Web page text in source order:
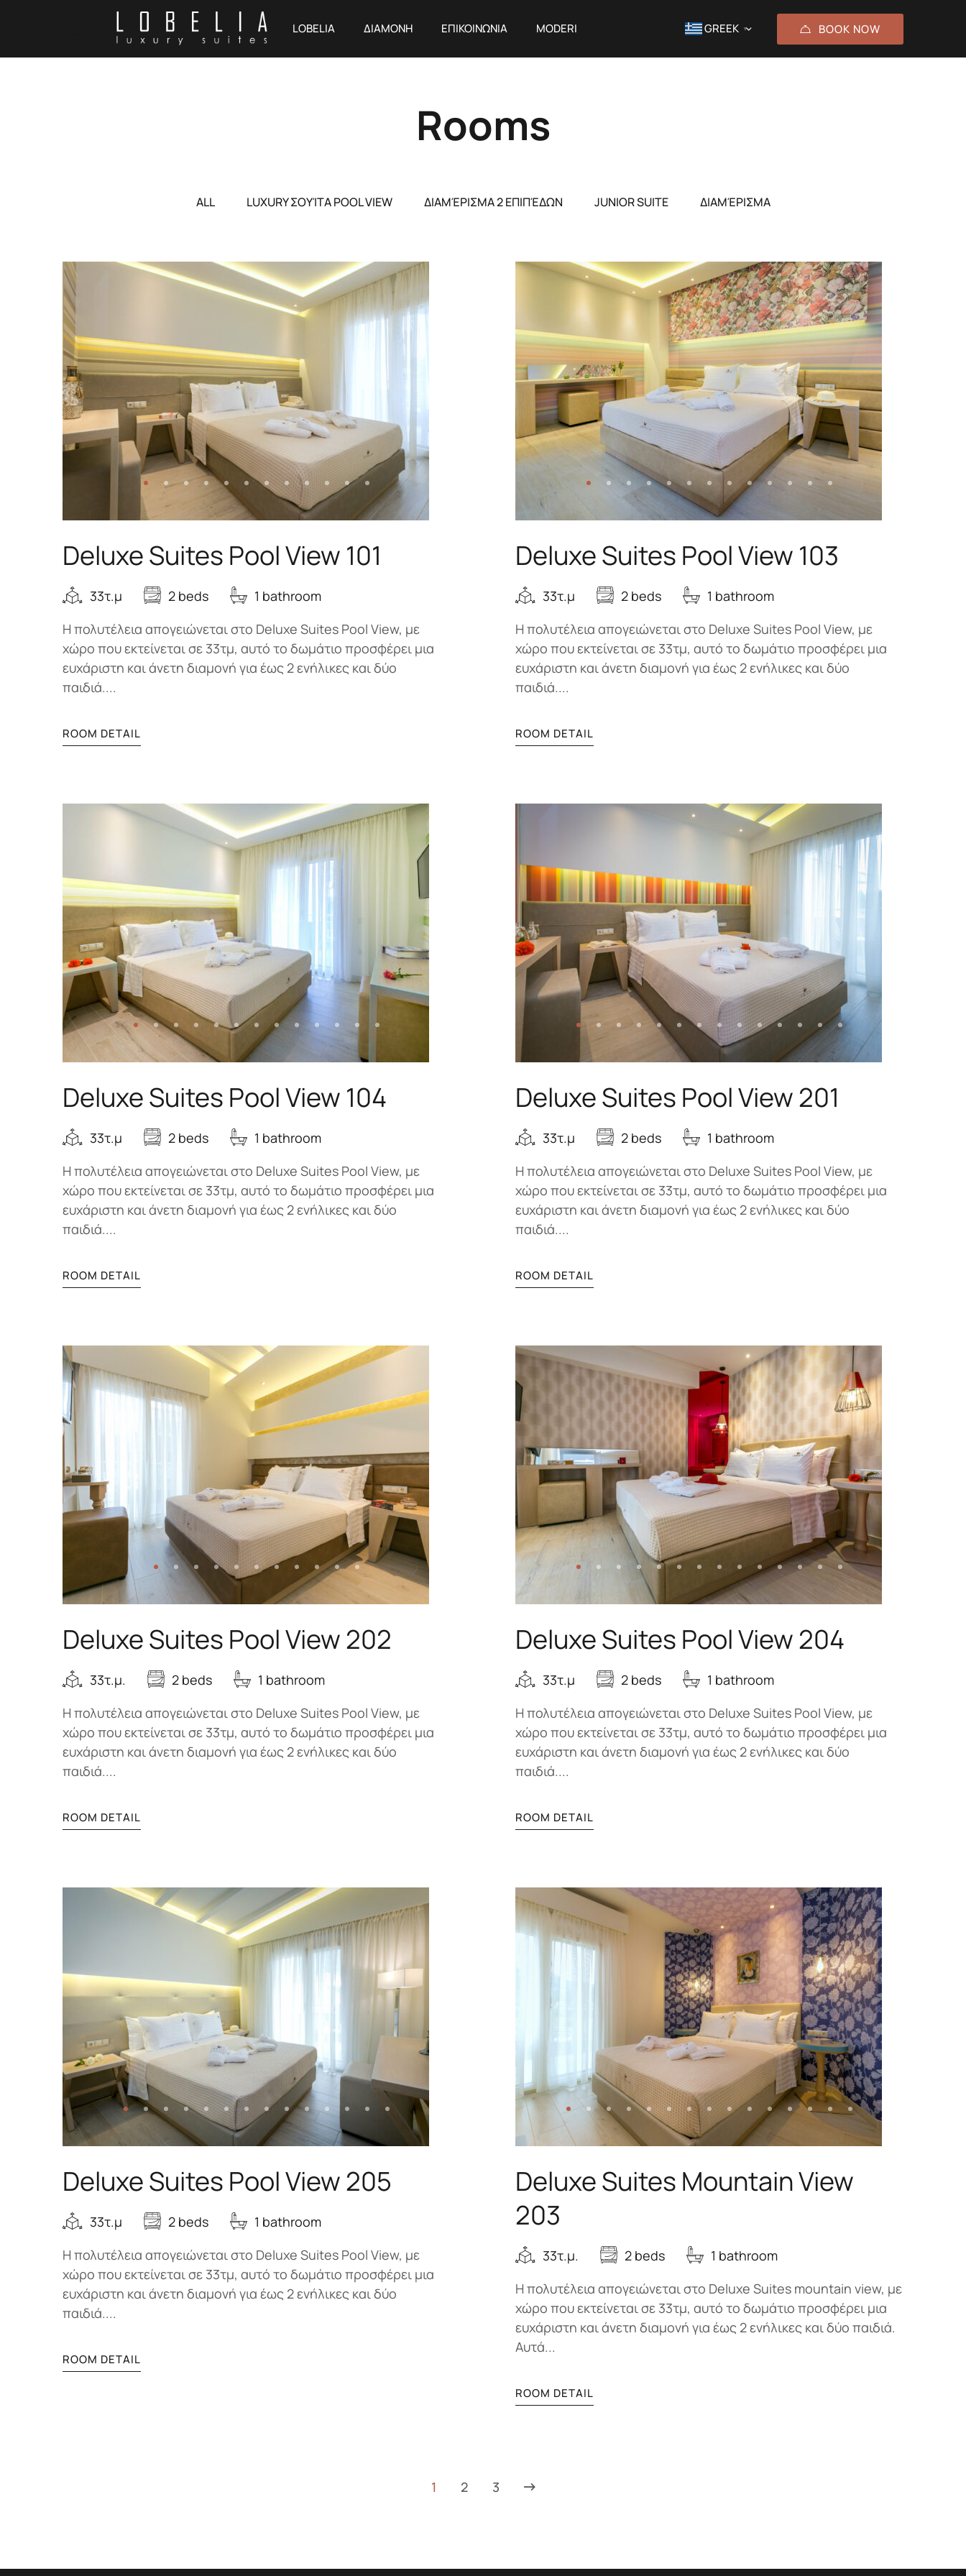
LOBELIA ΔΙΑΜΟΝΗ ΕΠΙΚΟΙΝΩΝΙΑ MODERI GREEK ▼ BOOK NOW
Rooms
ALL LUXURY ΣΟΥΊΤΑ POOL VIEW ΔΙΑΜΈΡΙΣΜΑ 2 ΕΠΙΠΈΔΩΝ JUNIOR SUITE ΔΙΑΜΈΡΙΣΜΑ
Deluxe Suites Pool View 101
33τ.μ 2 beds
1 bathroom
Η πολυτέλεια απογειώνεται στο Deluxe Suites Pool View, με
χώρο που εκτείνεται σε 33τμ, αυτό το δωμάτιο προσφέρει μια
ευχάριστη και άνετη διαμονή για έως 2 ενήλικες και δύο
παιδιά....
ROOM DETAIL
Deluxe Suites Pool View 103
33τ.μ 2 beds
1 bathroom
Η πολυτέλεια απογειώνεται στο Deluxe Suites Pool View, με
χώρο που εκτείνεται σε 33τμ, αυτό το δωμάτιο προσφέρει μια
ευχάριστη και άνετη διαμονή για έως 2 ενήλικες και δύο
παιδιά....
ROOM DETAIL
Deluxe Suites Pool View 104
33τ.μ 2 beds
1 bathroom
Η πολυτέλεια απογειώνεται στο Deluxe Suites Pool View, με
χώρο που εκτείνεται σε 33τμ, αυτό το δωμάτιο προσφέρει μια
ευχάριστη και άνετη διαμονή για έως 2 ενήλικες και δύο
παιδιά....
ROOM DETAIL
Deluxe Suites Pool View 201
33τ.μ 2 beds
1 bathroom
Η πολυτέλεια απογειώνεται στο Deluxe Suites Pool View, με
χώρο που εκτείνεται σε 33τμ, αυτό το δωμάτιο προσφέρει μια
ευχάριστη και άνετη διαμονή για έως 2 ενήλικες και δύο
παιδιά....
ROOM DETAIL
Deluxe Suites Pool View 202
33τ.μ. 2 beds
1 bathroom
Η πολυτέλεια απογειώνεται στο Deluxe Suites Pool View, με
χώρο που εκτείνεται σε 33τμ, αυτό το δωμάτιο προσφέρει μια
ευχάριστη και άνετη διαμονή για έως 2 ενήλικες και δύο
παιδιά....
ROOM DETAIL
Deluxe Suites Pool View 204
33τ.μ 2 beds
1 bathroom
Η πολυτέλεια απογειώνεται στο Deluxe Suites Pool View, με
χώρο που εκτείνεται σε 33τμ, αυτό το δωμάτιο προσφέρει μια
ευχάριστη και άνετη διαμονή για έως 2 ενήλικες και δύο
παιδιά....
ROOM DETAIL
Deluxe Suites Pool View 205
33τ.μ 2 beds
1 bathroom
Η πολυτέλεια απογειώνεται στο Deluxe Suites Pool View, με
χώρο που εκτείνεται σε 33τμ, αυτό το δωμάτιο προσφέρει μια
ευχάριστη και άνετη διαμονή για έως 2 ενήλικες και δύο
παιδιά....
ROOM DETAIL
Deluxe Suites Mountain View
203
33τ.μ. 2 beds
1 bathroom
Η πολυτέλεια απογειώνεται στο Deluxe Suites mountain view, με
χώρο που εκτείνεται σε 33τμ, αυτό το δωμάτιο προσφέρει μια
ευχάριστη και άνετη διαμονή για έως 2 ενήλικες και δύο παιδιά.
Αυτά...
ROOM DETAIL
1 2 3